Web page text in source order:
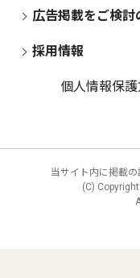
広告掲載をご検討
採用情報
個人情報保
当サイト内に掲載の
(C) Copyright